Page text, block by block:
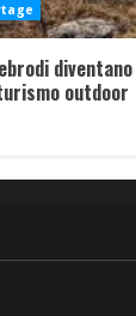
outdoor